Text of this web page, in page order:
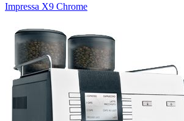
Impressa X9 Сhrome